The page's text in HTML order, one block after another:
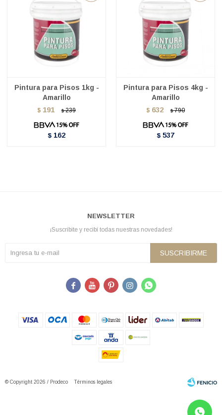
Pintura para Pisos 1kg -
Amarillo
$ 191 $ 239
$ 162
Pintura para Pisos 4kg -
Amarillo
$ 632 $ 790
$ 537
NEWSLETTER
¡Suscribite y recibí todas nuestras novedades!
SUSCRIBIRME
    
© Copyright 2026 / Prodeco Términos legales